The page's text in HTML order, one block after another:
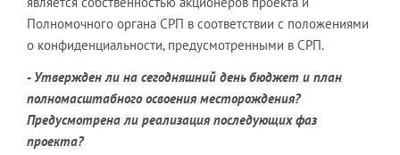
Полномочного органа СРП в соответствии с положениями
о конфиденциальности, предусмотренными в СРП.
- Утвержден ли на сегодняшний день бюджет и план
полномасштабного освоения месторождения?
Предусмотрена ли реализация последующих фаз
проекта?